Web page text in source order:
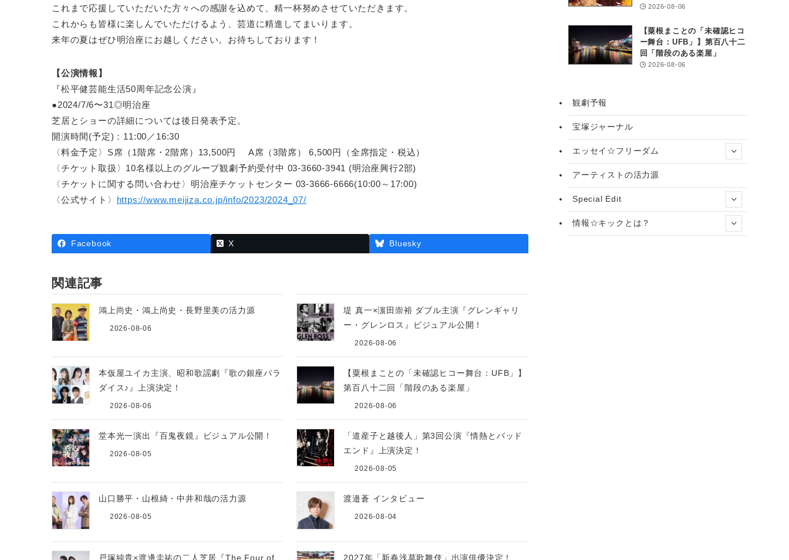
これまで応援していただいた方々への感謝を込めて、精一杯努めさせていただきます。
これからも皆様に楽しんでいただけるよう、芸道に精進してまいります。
来年の夏はぜひ明治座にお越しください。お待ちしております！
【公演情報】
『松平健芸能生活50周年記念公演』
●2024/7/6〜31◎明治座
芝居とショーの詳細については後日発表予定。
開演時間(予定)：11:00／16:30
〈料金予定〉S席（1階席・2階席）13,500円 A席（3階席） 6,500円（全席指定・税込）
〈チケット取扱〉10名様以上のグループ観劇予約受付中 03-3660-3941 (明治座興行2部)
〈チケットに関する問い合わせ〉明治座チケットセンター 03-3666-6666(10:00～17:00)
〈公式サイト〉 https://www.meijiza.co.jp/info/2023/2024_07/
Facebook X Bluesky
関連記事
鴻上尚史・鴻上尚史・長野里美の活力源
2026-08-06
堤 真一×濵田崇裕 ダブル主演『グレンギャリ
ー・グレンロス』ビジュアル公開！
2026-08-06
本仮屋ユイカ主演、昭和歌謡劇『歌の銀座パラ
ダイス♪』上演決定！
2026-08-06
【粟根まことの「未確認ヒコー舞台：UFB」】
第百八十二回「階段のある楽屋」
2026-08-06
堂本光一演出『百鬼夜鏡』ビジュアル公開！
2026-08-05
「道産子と越後人」第3回公演『情熱とバッド
エンド』上演決定！
2026-08-05
山口勝平・山根綺・中井和哉の活力源
2026-08-05
渡邉蒼 インタビュー
2026-08-04
戸塚純貴×渡邊圭祐の二人芝居『The Four of 2027年「新春浅草歌舞伎」出演俳優決定！
2026-08-06
【粟根まことの「未確認ヒコ
ー舞台：UFB」】第百八十二
回「階段のある楽屋」
2026-08-06
観劇予報
宝塚ジャーナル
エッセイ☆フリーダム
アーティストの活力源
Special Edit
情報☆キックとは？